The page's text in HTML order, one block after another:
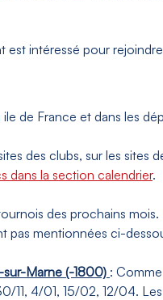
est intéressé pour
de France et dans les
des clubs, sur les sites
dans la section calendrier.
des prochains
pas mentionnées ci-
sur-Marne (-1800) :
11, 4/01, 15/02, 12/04.